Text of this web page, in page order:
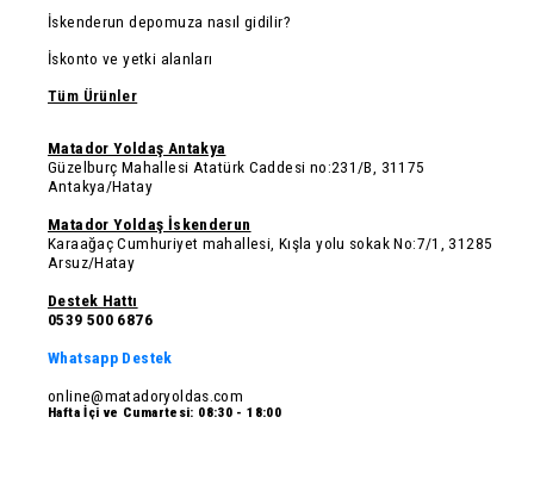
İskenderun depomuza nasıl gidilir?
İskonto ve yetki alanları
Tüm Ürünler
Matador Yoldaş Antakya
Güzelburç Mahallesi Atatürk Caddesi no:231/B, 31175
Antakya/Hatay
Matador Yoldaş İskenderun
Karaağaç Cumhuriyet mahallesi, Kışla yolu sokak No:7/1, 31285
Arsuz/Hatay
Destek Hattı
0539 500 6876
Whatsapp Destek
online@matadoryoldas.com
Hafta İçi ve Cumartesi: 08:30 - 18:00